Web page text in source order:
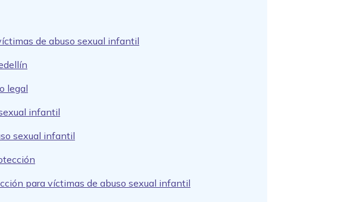
de abuso sexual infantil
legal
infantil
sexual infantil
para víctimas de abuso sexual infantil